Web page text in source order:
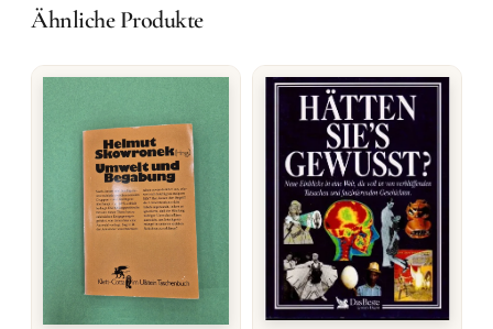
Ähnliche Produkte